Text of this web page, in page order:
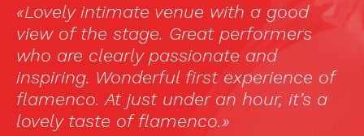
«Lovely intimate venue with a good
view of the stage. Great performers
who are clearly passionate and
inspiring. Wonderful first experience of
flamenco. At just under an hour, it’s a
lovely taste of flamenco.»
I